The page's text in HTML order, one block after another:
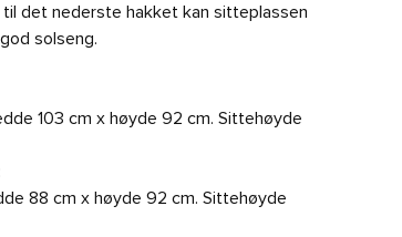
det nederste hakket kan sitteplassen
solseng.
103 cm x høyde 92 cm. Sittehøyde
88 cm x høyde 92 cm. Sittehøyde